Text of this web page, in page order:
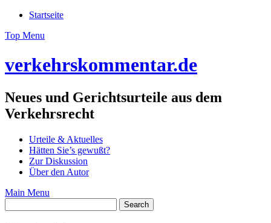
Skip
content
Startseite
Top Menu
verkehrskommentar.de
Neues und Gerichtsurteile aus dem
Verkehrsrecht
Urteile & Aktuelles
Hätten Sie’s gewußt?
Zur Diskussion
Über den Autor
Main Menu